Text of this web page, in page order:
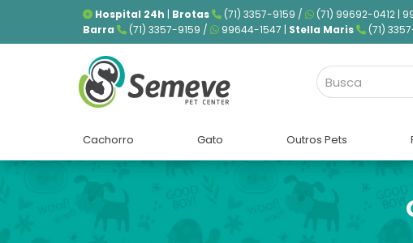
Hospital 24h | Brotas (71) 3357-9159 / (71) 99692-0412 |
Barra
(71) 3357-9159 / 99644-1547 | Stella Maris (71)
Cachorro Gato Outros Pets